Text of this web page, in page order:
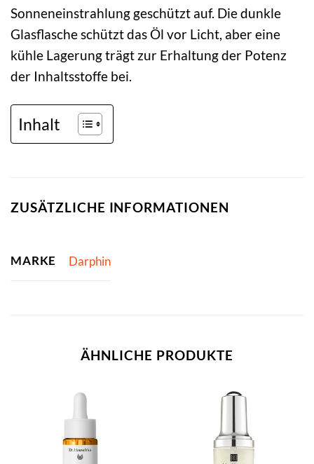
Sonneneinstrahlung geschützt auf. Die dunkle
Glasflasche schützt das Öl vor Licht, aber eine
kühle Lagerung trägt zur Erhaltung der Potenz
der Inhaltsstoffe bei.
Inhalt
ZUSÄTZLICHE INFORMATIONEN
MARKE Darphin
ÄHNLICHE PRODUKTE